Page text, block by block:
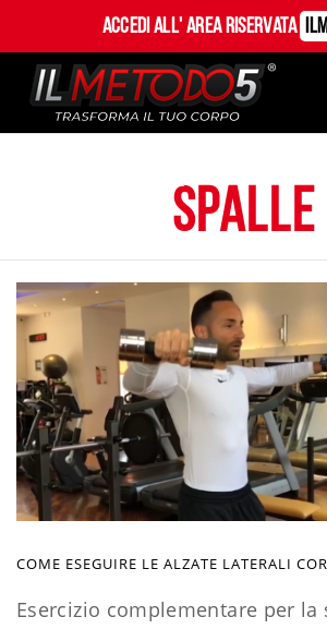
Accedi all' Area Riservata
spalle
COME ESEGUIRE LE ALZATE LATERALI
Esercizio complementare per